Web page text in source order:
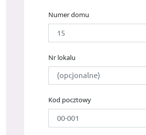
Numer domu
Nr lokalu
Kod pocztowy